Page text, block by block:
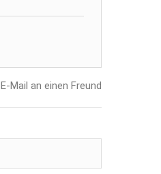
E-Mail an einen Freund